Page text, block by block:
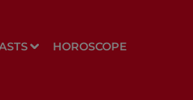
HOROSCOPE